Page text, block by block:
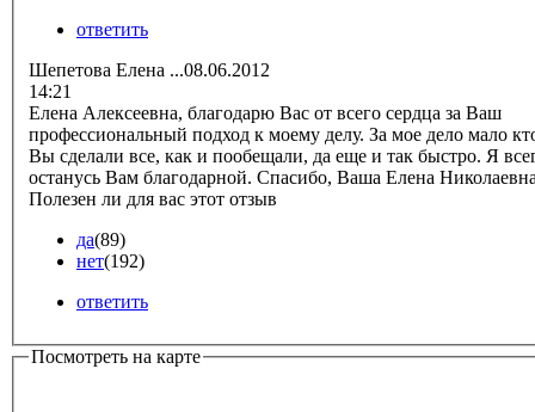
ответить
Шепетова Елена ...08.06.2012
14:21
Елена Алексеевна, благодарю Вас от всего сердца за Ваш
профессиональный подход к моему делу. За мое дело мало
Вы сделали все, как и пообещали, да еще и так быстро. Я
останусь Вам благодарной. Спасибо, Ваша Елена
Полезен ли для вас этот отзыв
да(89)
нет(192)
ответить
Посмотреть на карте